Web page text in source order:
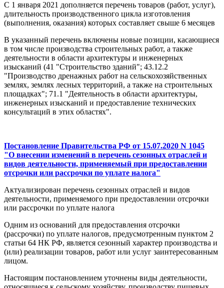
С 1 января 2021 дополняется перечень товаров (работ, услуг),
длительность производственного цикла изготовления
(выполнения, оказания) которых составляет свыше 6 месяцев
В указанный перечень включены новые позиции, касающиеся
в том числе производства строительных работ, а также
деятельности в области архитектуры и инженерных
изысканий (41 "Строительство зданий"; 43.12.2
"Производство дренажных работ на сельскохозяйственных
землях, землях лесных территорий, а также на строительных
площадках"; 71.1 "Деятельность в области архитектуры,
инженерных изысканий и предоставление технических
консультаций в этих областях".
Постановление Правительства РФ от 15.07.2020 N 1045
"О внесении изменений в перечень сезонных отраслей и
видов деятельности, применяемый при предоставлении
отсрочки или рассрочки по уплате налога"
Актуализирован перечень сезонных отраслей и видов
деятельности, применяемого при предоставлении отсрочки
или рассрочки по уплате налога
Одним из оснований для предоставления отсрочки
(рассрочки) по уплате налогов, предусмотренным пунктом 2
статьи 64 НК РФ, является сезонный характер производства и
(или) реализации товаров, работ или услуг заинтересованным
лицом.
Настоящим постановлением уточнены виды деятельности,